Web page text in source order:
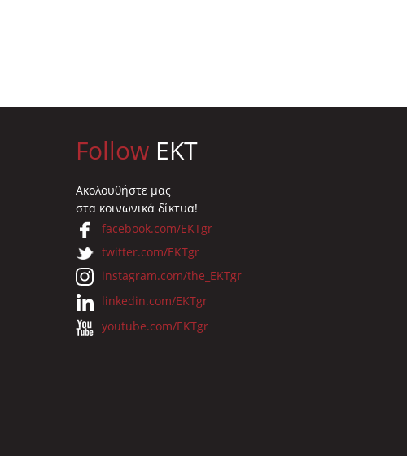
Follow EKT
Ακολουθήστε μας
στα κοινωνικά δίκτυα!
facebook.com/EKTgr
twitter.com/EKTgr
instagram.com/the_EKTgr
linkedin.com/EKTgr
youtube.com/EKTgr